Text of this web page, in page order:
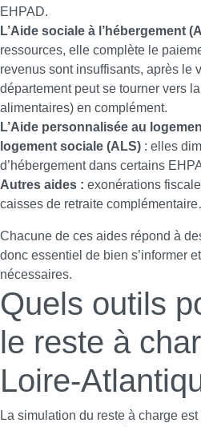
EHPAD.
L’Aide sociale à l’hébergement
ressources, elle complète le
revenus sont insuffisants, après le
département peut se tourner vers
alimentaires) en complément.
L’Aide personnalisée au
logement sociale (ALS) : elles
d’hébergement dans certains
Autres aides : exonérations
caisses de retraite
Chacune de ces aides répond à
donc essentiel de bien s’informer
nécessaires.
Quels outils
le reste à
Loire-
La simulation du reste à charge